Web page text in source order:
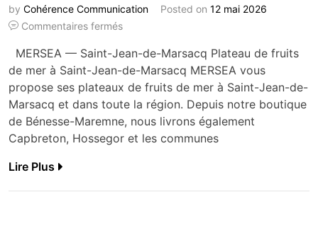
by Cohérence Communication Posted on 12 mai 2026
Commentaires fermés
MERSEA — Saint-Jean-de-Marsacq Plateau de fruits
de mer à Saint-Jean-de-Marsacq MERSEA vous
propose ses plateaux de fruits de mer à Saint-Jean-de-
Marsacq et dans toute la région. Depuis notre boutique
de Bénesse-Maremne, nous livrons également
Capbreton, Hossegor et les communes
Lire Plus